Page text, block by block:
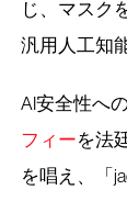
じ、マスク
汎用人工知
AI安全性へ
フィーを法
を唱え、「